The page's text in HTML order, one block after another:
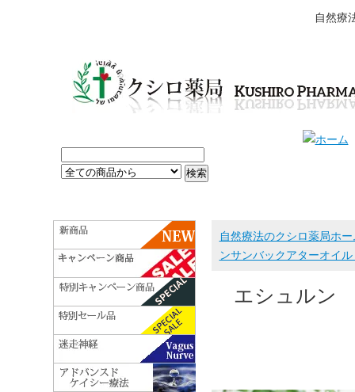
自然療
自然療法のクシロ薬局ホー
ンサンバックアターオイ
エシュルン